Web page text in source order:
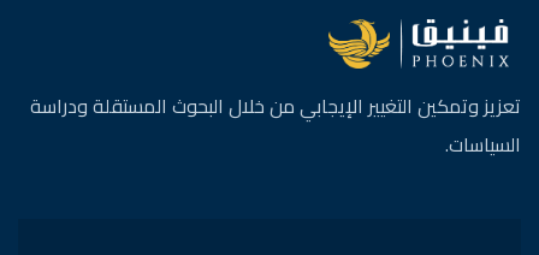
تعزيز وتمكين التغيير الإيجابي من خلال البحوث المستقلة ودراسة
السياسات.